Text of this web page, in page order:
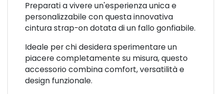
Preparati a vivere un'esperienza unica e
personalizzabile con questa innovativa
cintura strap-on dotata di un fallo gonfiabile.
Ideale per chi desidera sperimentare un
piacere completamente su misura, questo
accessorio combina comfort, versatilità e
design funzionale.